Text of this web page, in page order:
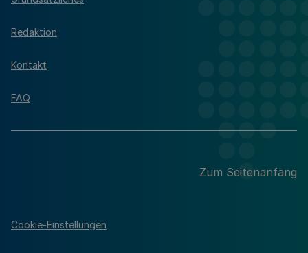
Redaktion
Kontakt
FAQ
Zum Seitenanfang
Cookie-Einstellungen